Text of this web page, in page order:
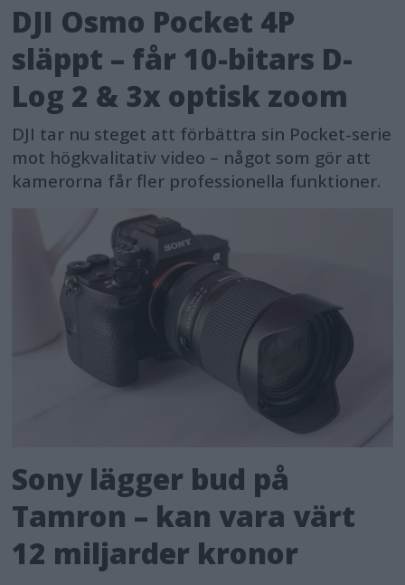
DJI Osmo Pocket 4P
släppt – får 10-bitars D-
Log 2 & 3x optisk zoom
DJI tar nu steget att förbättra sin Pocket-serie
mot högkvalitativ video – något som gör att
kamerorna får fler professionella funktioner.
Sony lägger bud på
Tamron – kan vara värt
12 miljarder kronor